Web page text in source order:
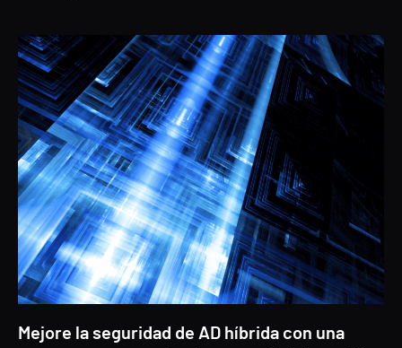
Mejore la seguridad de AD híbrida con una